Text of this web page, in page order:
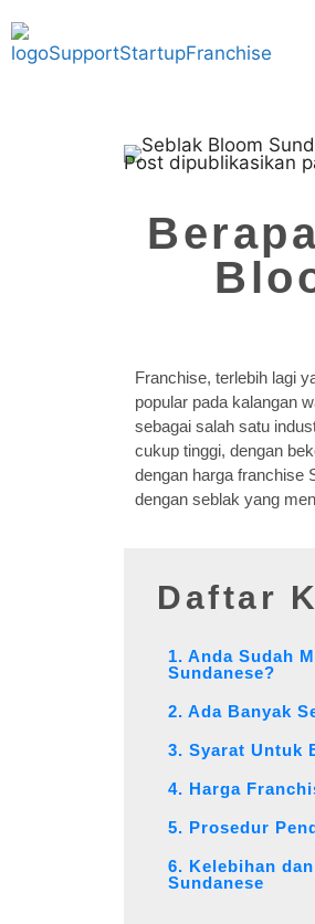
Post dipublikasikan
Franchise, terlebih lagi
popular pada kalangan
sebagai salah satu
cukup tinggi, dengan
dengan harga franchise
dengan seblak yang
Daftar
1. Anda Sudah
Sundanese?
2. Ada Banyak
3. Syarat Untuk
4. Harga
5. Prosedur
6. Kelebihan
Sundanese